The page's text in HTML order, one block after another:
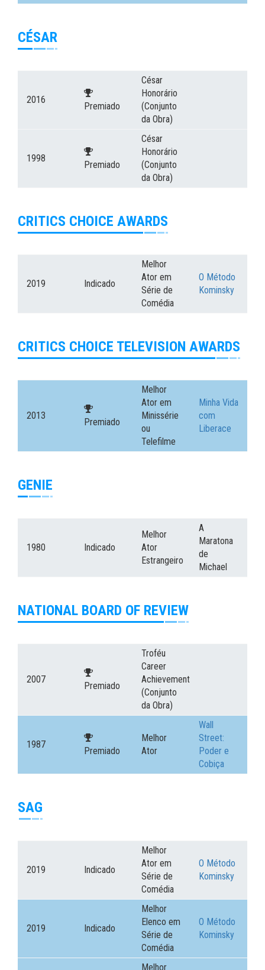
CÉSAR
2016
Premiado
César
Honorário
(Conjunto
da Obra)
1998
Premiado
César
Honorário
(Conjunto
da Obra)
CRITICS CHOICE AWARDS
2019 Indicado
Melhor
Ator em
Série de
Comédia
O Método
Kominsky
CRITICS CHOICE TELEVISION AWARDS
2013
Premiado
Melhor
Ator em
Minissérie
ou
Telefilme
Minha Vida
com
Liberace
GENIE
1980 Indicado
Melhor
Ator
Estrangeiro
A
Maratona
de
Michael
NATIONAL BOARD OF REVIEW
2007
Premiado
Troféu
Career
Achievement
(Conjunto
da Obra)
1987
Premiado
Melhor
Ator
Wall
Street:
Poder e
Cobiça
SAG
2019 Indicado
Melhor
Ator em
Série de
Comédia
O Método
Kominsky
2019 Indicado
Melhor
Elenco em
Série de
Comédia
O Método
Kominsky
Melhor